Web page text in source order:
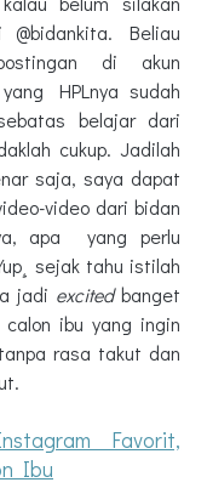
Beliau
di akun
HPLnya sudah
belajar dari
cukup. Jadilah
saja, saya dapat
video dari bidan
apa yang perlu
sejak tahu istilah
jadi excitedbanget
ibu yang ingin
rasa takut dan
Favorit,
Ibu